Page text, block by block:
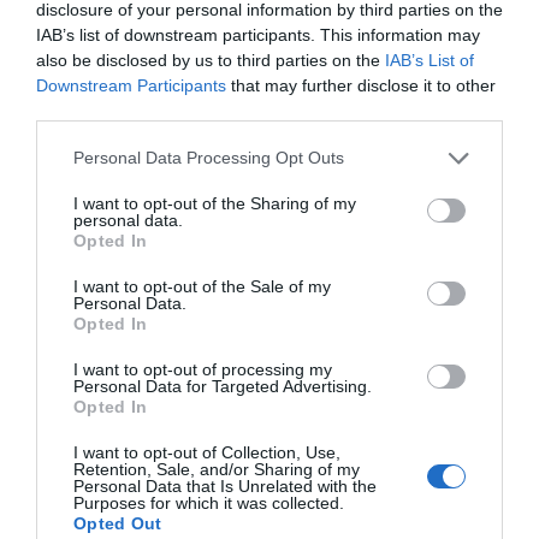
disclosure of your personal information by third parties on the
IAB’s list of downstream participants. This information may
also be disclosed by us to third parties on the IAB’s List of
Downstream Participants that may further disclose it to other
Personal Data Processing Opt Outs
I want to opt-out of the Sharing of my
personal data.
Opted In
I want to opt-out of the Sale of my
Personal Data.
Opted In
I want to opt-out of processing my
Personal Data for Targeted Advertising.
Opted In
I want to opt-out of Collection, Use,
Retention, Sale, and/or Sharing of my
Personal Data that Is Unrelated with the
Purposes for which it was collected.
Opted Out
euros... suma y sigue
Eulogio López
El IBEX 35 cerró la sesión del
un nuevo récord
Argumentos